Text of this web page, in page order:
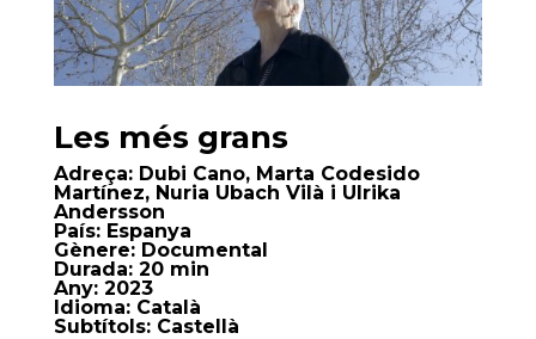
Les més grans
Adreça:Dubi Cano, Marta Codesido
Martínez, Nuria Ubach Vilà i Ulrika
Andersson
País:Espanya
Gènere:Documental
Durada:20 min
Any:2023
Idioma:Català
Subtítols:Castellà